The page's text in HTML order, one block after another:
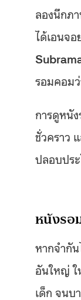
ลองนึกภ
ได้เอนจ
รอมคอม
การดูหนั
ชั่วคราว
ปลอบประ
หนังรอ
หากจำกั
อันใหญ่ ใ
เด็ก จนบ